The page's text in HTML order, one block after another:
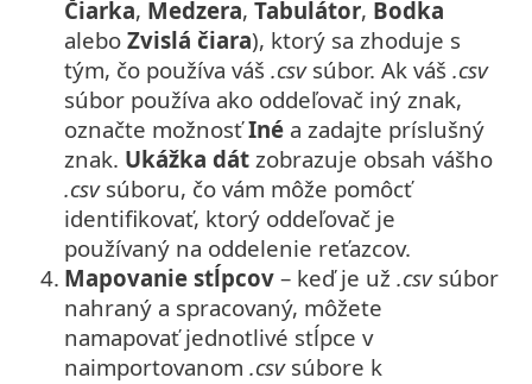
Čiarka, Medzera, Tabulátor, Bodka
alebo Zvislá čiara), ktorý sa zhoduje s
tým, čo používa váš .csvsúbor. Ak váš .csv
súbor používa ako oddeľovač iný znak,
označte možnosťIné a zadajte príslušný
znak. Ukážka dát zobrazuje obsah vášho
.csvsúboru, čo vám môže pomôcť
identifikovať, ktorý oddeľovač je
používaný na oddelenie reťazcov.
4. Mapovanie stĺpcov – keď je už .csvsúbor
nahraný a spracovaný, môžete
namapovať jednotlivé stĺpce v
naimportovanom .csvsúbore k